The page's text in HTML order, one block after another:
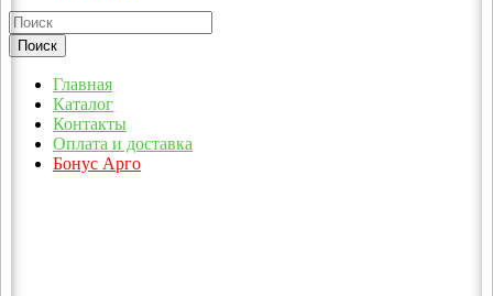
Главная
Каталог
Контакты
Оплата и доставка
Бонус Арго